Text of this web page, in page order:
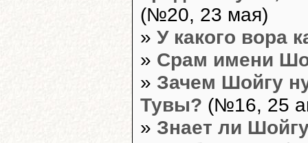
(№20, 23 мая)
» У какого вора
» Срам имени
» Зачем Шойгу
Тувы? (№16, 25
» Знает ли